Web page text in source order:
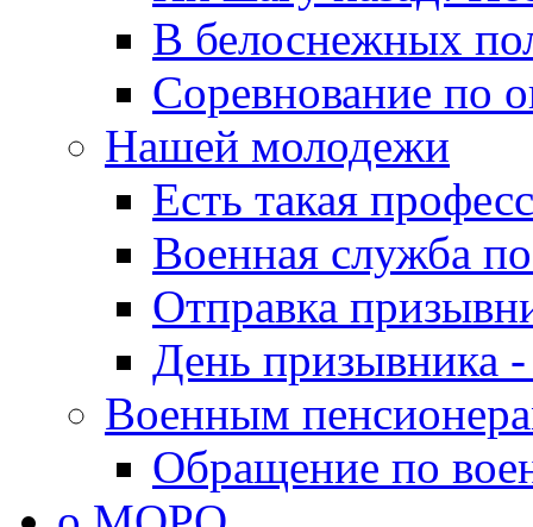
В белоснежных
Соревнование по
Нашей молодежи
Есть такая
Военная служба
Отправка
День призывника
Военным
Обращение по